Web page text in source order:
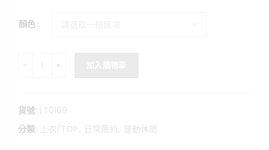
顏色
韓系字母刺繡寬鬆大學T 數量
貨號: LT0169
分類: 上衣/TOP , 日常簡約 , 運動休閒